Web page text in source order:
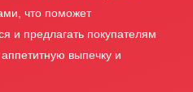
что поможет
и предлагать покупателям
выпечку и